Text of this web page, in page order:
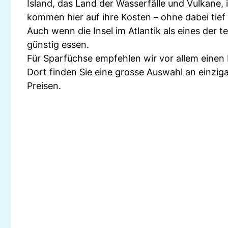
Island, das Land der Wasserfälle und
kommen hier auf ihre Kosten – ohne dabei
Auch wenn die Insel im Atlantik als eines der
günstig essen.
Für Sparfüchse empfehlen wir vor allem
Dort finden Sie eine grosse Auswahl an
Preisen.